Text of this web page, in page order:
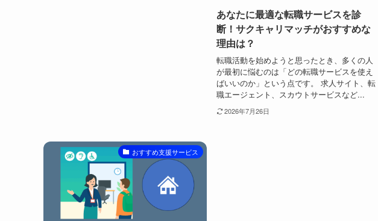
あなたに最適な転職サービスを診
断！サクキャリマッチがおすすめな
理由は？
転職活動を始めようと思ったとき、多くの人
が最初に悩むのは「どの転職サービスを使え
ばいいのか」という点です。 求人サイト、転
職エージェント、スカウトサービスなど...
2026年7月26日
おすすめ支援サービス